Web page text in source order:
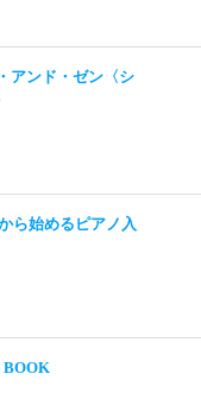
アンド・ゼン〈シ
ら始めるピアノ入
BOOK